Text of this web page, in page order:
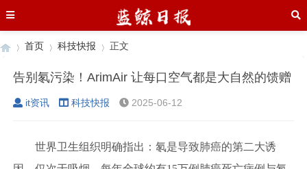
›
首页
›
科技快报
›
正文
告别氡污染！ArimAir 让每口空气都是大自然的馈赠
it资讯 科技快报 2025-06-12
世界卫生组织明确指出：氡是导致肺癌的第二大诱